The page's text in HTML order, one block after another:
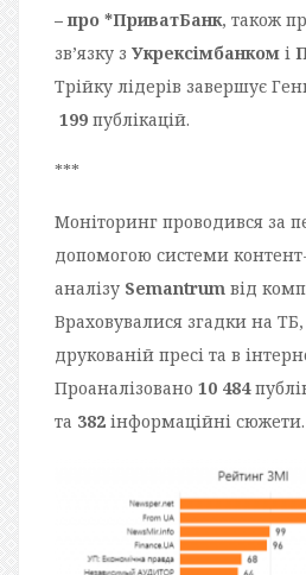
– про *ПриватБанк, також
зв’язку з Укрексімбанком і
Трійку лідерів завершує
199 публікацій.
***
Моніторинг проводився за
допомогою системи
аналізу Semantrum від
Враховувалися згадки на ТБ,
друкованій пресі та в
Проаналізовано 10 484
та 382 інформаційні сюжети.